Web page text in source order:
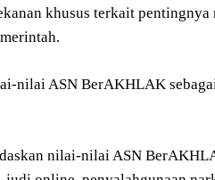
khusus terkait
nilai ASN BerAKHLAK
nilai-nilai ASN